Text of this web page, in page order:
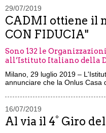
29/07/2019
CADMI ottiene il
CON FIDUCIA"
Sono 132 le
all’Istituto Italiano della
Milano, 29 luglio 2019 –
annunciare che la Onlus Casa
16/07/2019
Al via il 4° Giro